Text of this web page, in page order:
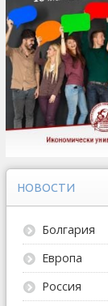
НОВОСТИ
Болгария
Европа
Россия